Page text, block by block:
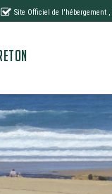
Site Officiel de l'hébergement